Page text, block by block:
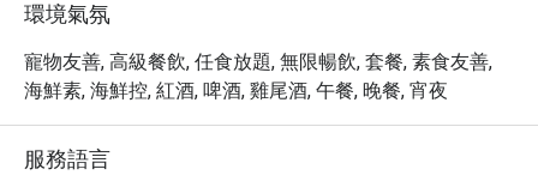
環境氣氛
寵物友善, 高級餐飲, 任食放題, 無限暢飲, 套餐, 素食友善,
海鮮素, 海鮮控, 紅酒, 啤酒, 雞尾酒, 午餐, 晚餐, 宵夜
服務語言